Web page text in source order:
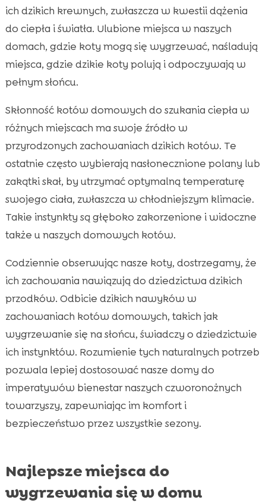
ich dzikich krewnych, zwłaszcza w kwestii dążenia
do ciepła i światła. Ulubione miejsca w naszych
domach, gdzie koty mogą się wygrzewać, naśladują
miejsca, gdzie dzikie koty polują i odpoczywają w
pełnym słońcu.
Skłonność kotów domowych do szukania ciepła w
różnych miejscach ma swoje źródło w
przyrodzonych zachowaniach dzikich kotów. Te
ostatnie często wybierają nasłonecznione polany lub
zakątki skał, by utrzymać optymalną temperaturę
swojego ciała, zwłaszcza w chłodniejszym klimacie.
Takie instynkty są głęboko zakorzenione i widoczne
także u naszych domowych kotów.
Codziennie obserwując nasze koty, dostrzegamy, że
ich zachowania nawiązują do dziedzictwa dzikich
przodków. Odbicie dzikich nawyków w
zachowaniach kotów domowych, takich jak
wygrzewanie się na słońcu, świadczy o dziedzictwie
ich instynktów. Rozumienie tych naturalnych potrzeb
pozwala lepiej dostosować nasze domy do
imperatywów bienestar naszych czworonożnych
towarzyszy, zapewniając im komfort i
bezpieczeństwo przez wszystkie sezony.
Najlepsze miejsca do
wygrzewania się w domu